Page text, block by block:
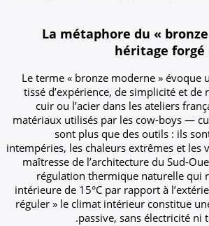
La
Le terme « bronze
tissé d’expérience,
cuir ou l’acier
matériaux utilisés
sont plus
intempéries, les
maîtresse de
régulation
intérieure de 15°C
réguler » le climat
passive,